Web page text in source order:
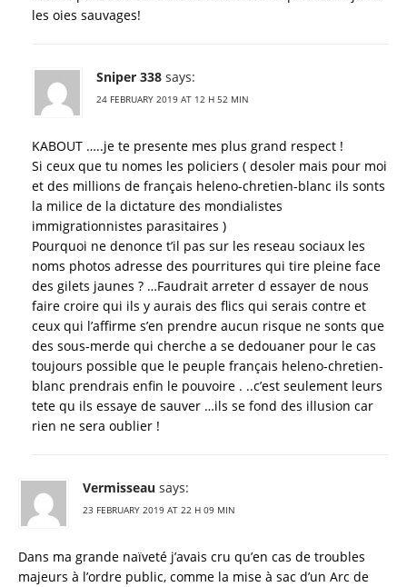
les oies sauvages!
Sniper 338 says:
24 FEBRUARY 2019 AT 12 H 52 MIN
KABOUT …..je te presente mes plus grand respect !
Si ceux que tu nomes les policiers ( desoler mais pour moi
et des millions de français heleno-chretien-blanc ils sonts
la milice de la dictature des mondialistes
immigrationnistes parasitaires )
Pourquoi ne denonce t’il pas sur les reseau sociaux les
noms photos adresse des pourritures qui tire pleine face
des gilets jaunes ? …Faudrait arreter d essayer de nous
faire croire qui ils y aurais des flics qui serais contre et
ceux qui l’affirme s’en prendre aucun risque ne sonts que
des sous-merde qui cherche a se dedouaner pour le cas
toujours possible que le peuple français heleno-chretien-
blanc prendrais enfin le pouvoire . ..c’est seulement leurs
tete qu ils essaye de sauver …ils se fond des illusion car
rien ne sera oublier !
Vermisseau says:
23 FEBRUARY 2019 AT 22 H 09 MIN
Dans ma grande naïveté j’avais cru qu’en cas de troubles
majeurs à l’ordre public, comme la mise à sac d’un Arc de